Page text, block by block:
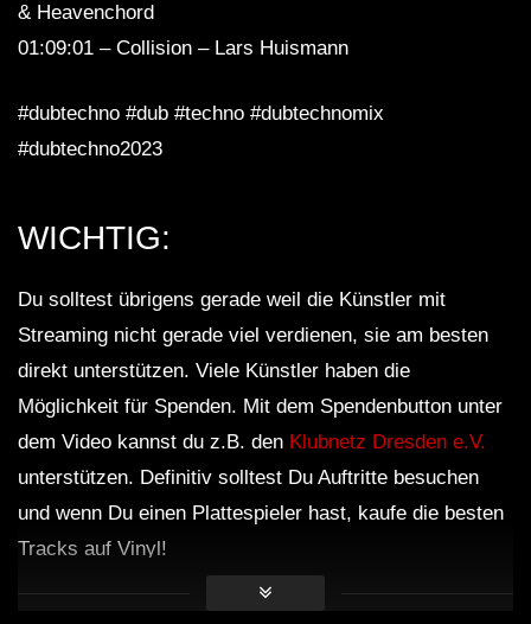
& Heavenchord
01:09:01 – Collision – Lars Huismann
#dubtechno #dub #techno #dubtechnomix
#dubtechno2023
WICHTIG:
Du solltest übrigens gerade weil die Künstler mit
Streaming nicht gerade viel verdienen, sie am besten
direkt unterstützen. Viele Künstler haben die
Möglichkeit für Spenden. Mit dem Spendenbutton unter
dem Video kannst du z.B. den Klubnetz Dresden e.V.
unterstützen. Definitiv solltest Du Auftritte besuchen
und wenn Du einen Plattespieler hast, kaufe die besten
Tracks auf Vinyl!